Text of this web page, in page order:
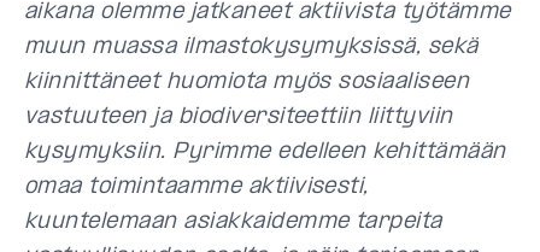
aikana olemme jatkaneet aktiivista työtämme
muun muassa ilmastokysymyksissä, sekä
kiinnittäneet huomiota myös sosiaaliseen
vastuuteen ja biodiversiteettiin liittyviin
kysymyksiin. Pyrimme edelleen kehittämään
omaa toimintaamme aktiivisesti,
kuuntelemaan asiakkaidemme tarpeita